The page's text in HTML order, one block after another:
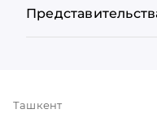
Ташкент